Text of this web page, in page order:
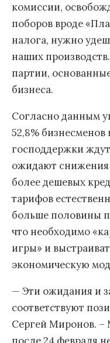
комиссии,
поборов вроде
налога, нужно
наших
партии,
бизнеса.
Согласно данным
52,8% бизнесменов
господдержки
ожидают снижения
более дешевых
тарифов
больше половины
что необходимо
игры» и
экономическую
— Эти ожидания и
соответствуют
Сергей Миронов. –